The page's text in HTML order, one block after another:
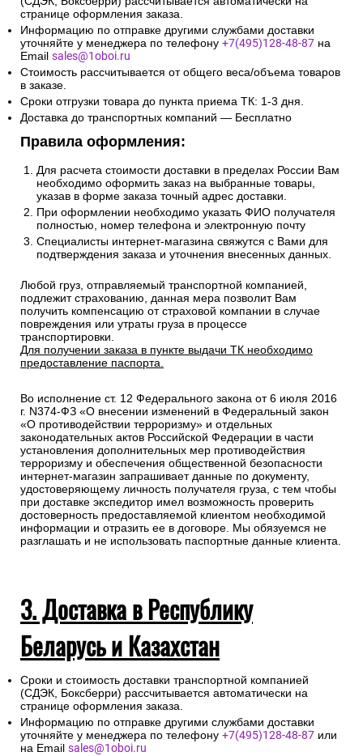
странице оформления заказа.
Информацию по отправке другими службами доставки
уточняйте у менеджера по телефону +7(495)128-48-87 на
Email sales@1oboi.ru
Стоимость рассчитывается от общего веса/объема товаров
в заказе.
Сроки отгрузки товара до пункта приема ТК: 1-3 дня.
Доставка до транспортных компаний — Бесплатно
Правила оформления:
Для расчета стоимости доставки в пределах России Вам
необходимо оформить заказ на выбранные товары,
указав в форме заказа точный адрес доставки.
При оформлении необходимо указать ФИО получателя
полностью, номер телефона и электронную почту
Специалисты интернет-магазина свяжутся с Вами для
подтверждения заказа и уточнения внесенных данных.
Любой груз, отправляемый транспортной компанией,
подлежит страхованию, данная мера позволит Вам
получить компенсацию от страховой компании в случае
повреждения или утраты груза в процессе
транспортировки.
Для получении заказа в пункте выдачи ТК необходимо
предоставление паспорта.
Во исполнение ст. 12 Федерального закона от 6 июля 2016
г. N374-ФЗ «О внесении изменений в Федеральный закон
«О противодействии терроризму» и отдельных
законодательных актов Российской Федерации в части
установления дополнительных мер противодействия
терроризму и обеспечения общественной безопасности
интернет-магазин запрашивает данные по документу,
удостоверяющему личность получателя груза, с тем чтобы
при доставке экспедитор имел возможность проверить
достоверность предоставляемой клиентом необходимой
информации и отразить ее в договоре. Мы обязуемся не
разглашать и не использовать паспортные данные клиента.
3. Доставка в Республику
Беларусь и Казахстан
Сроки и стоимость доставки транспортной компанией
(СДЭК, Боксберри) рассчитывается автоматически на
странице оформления заказа.
Информацию по отправке другими службами доставки
уточняйте у менеджера по телефону +7(495)128-48-87 или
на Email sales@1oboi.ru